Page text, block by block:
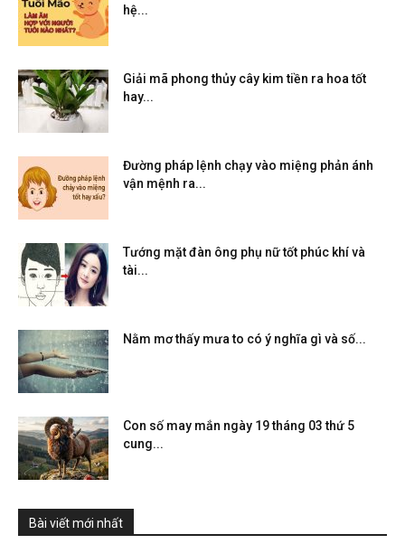
hệ...
Giải mã phong thủy cây kim tiền ra hoa tốt
hay...
Đường pháp lệnh chạy vào miệng phản ánh
vận mệnh ra...
Tướng mặt đàn ông phụ nữ tốt phúc khí và
tài...
Nằm mơ thấy mưa to có ý nghĩa gì và số...
Con số may mắn ngày 19 tháng 03 thứ 5
cung...
Bài viết mới nhất